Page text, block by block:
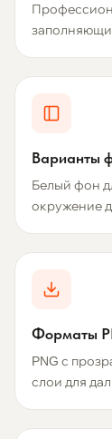
Варианты
Белый фон
окружение
Форматы
PNG с
слои для